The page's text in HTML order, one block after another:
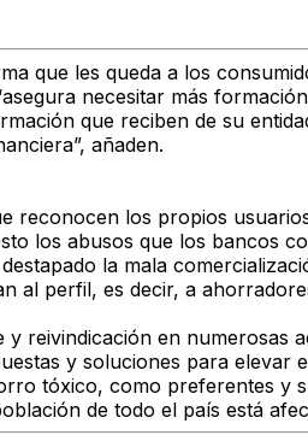
que les queda a los
necesitar más
que reciben de su
añaden.
reconocen los propios
los abusos que los bancos
la mala
al perfil, es decir, a
y reivindicación en
y soluciones para
tóxico, como preferentes y
de todo el país está